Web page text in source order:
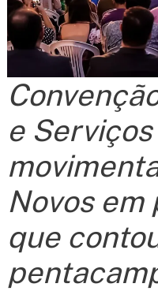
e
Novos em
que